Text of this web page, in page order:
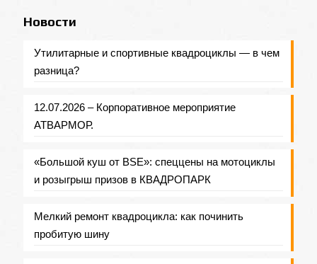
Новости
Утилитарные и спортивные квадроциклы — в чем
разница?
12.07.2026 – Корпоративное мероприятие
АТВАРМОР.
«Большой куш от BSE»: спеццены на мотоциклы
и розыгрыш призов в КВАДРОПАРК
Мелкий ремонт квадроцикла: как починить
пробитую шину